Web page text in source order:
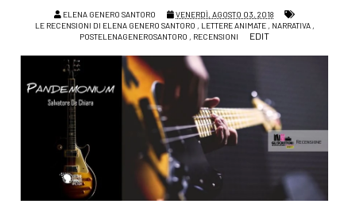
ELENA GENERO SANTORO
VENERDÌ, AGOSTO 03, 2018
LE RECENSIONI DI ELENA GENERO SANTORO , LETTERE ANIMATE, NARRATIVA,
POSTELENAGENEROSANTORO , RECENSIONI EDIT